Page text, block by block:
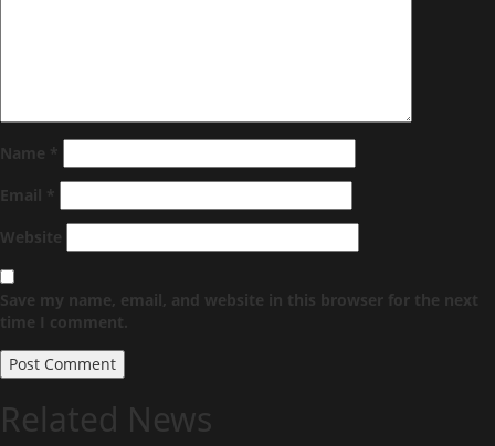
Name *
Email *
Website
Save my name, email, and website in this browser for the next
time I comment.
Related News